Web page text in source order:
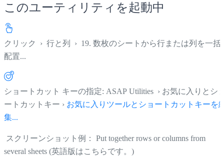
このユーティリティを起動中
クリック › 行と列 › 19. 数枚のシートから行または列を一括
配置...
ショートカット キーの指定: ASAP Utilities › お気に入りとシ
ートカットキー › お気に入りツールとショートカットキーを
集...
スクリーンショット例： Put together rows or columns from
several sheets (英語版はこちらです。)